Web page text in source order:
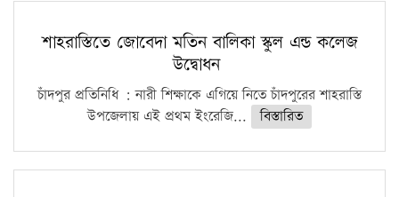
শাহরাস্তিতে জোবেদা মতিন বালিকা স্কুল এন্ড কলেজ
উদ্বোধন
চাঁদপুর প্রতিনিধি : নারী শিক্ষাকে এগিয়ে নিতে চাঁদপুরের শাহরাস্তি
উপজেলায় এই প্রথম ইংরেজি...
বিস্তারিত